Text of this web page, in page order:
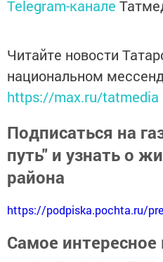
Telegram-канале
Читайте новости
национальном
https://max.ru/tatmedia
Подписаться на
путь" и узнать о
района
https://podpiska.pochta.ru/
Самое